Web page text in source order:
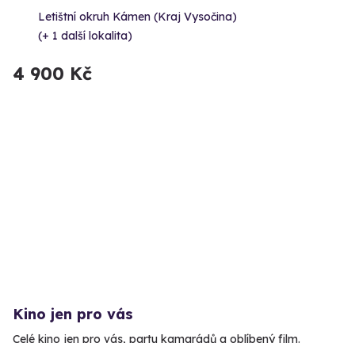
Letištní okruh Kámen (Kraj Vysočina)
(+ 1 další lokalita)
4 900 Kč
Kino jen pro vás
Celé kino jen pro vás, partu kamarádů a oblíbený film.